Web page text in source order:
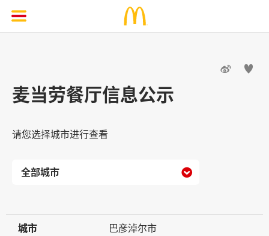
 
麦当劳餐厅信息公示
请您选择城市进行查看

城市
城市
巴彦淖尔市